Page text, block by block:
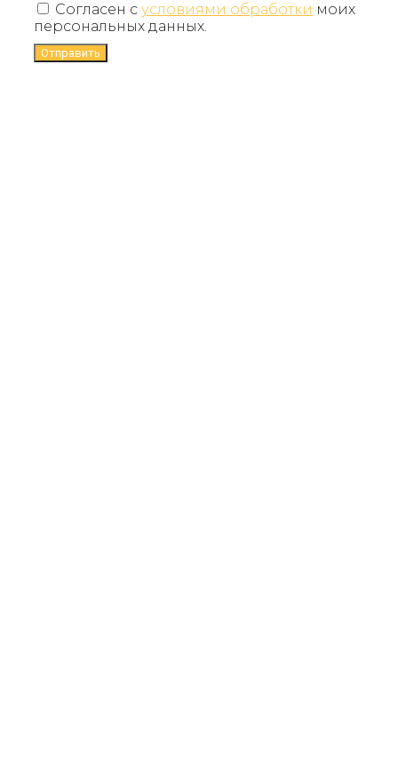
Согласен с условиями обработки моих
персональных данных.
Отправить